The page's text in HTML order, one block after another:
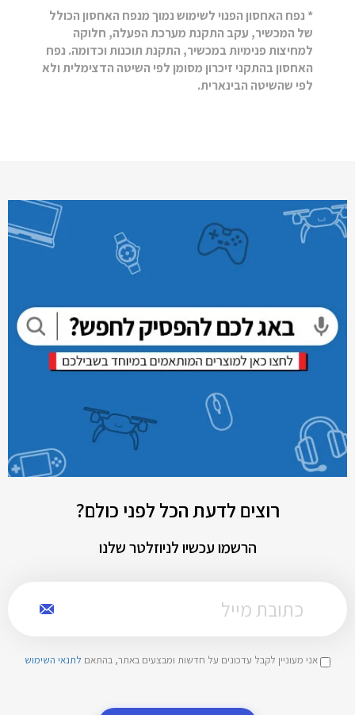
* נפח האחסון הפנוי לשימוש נמוך מנפח האחסון הכולל
של המכשיר, עקב התקנת מערכת הפעלה, חלוקה
למחיצות פנימיות במכשיר, התקנת תוכנות וכדומה. נפח
האחסון בהתקני זיכרון מסומן לפי השיטה הדצימלית ולא
לפי שהשיטה הבינארית.
רוצים לדעת הכל לפני כולם?
הרשמו עכשיו לניוזלטר שלנו
אני מעוניין לקבל עדכונים על חדשות ומבצעים באתר, בהתאם לתנאי השימוש